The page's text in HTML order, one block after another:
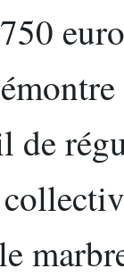
de